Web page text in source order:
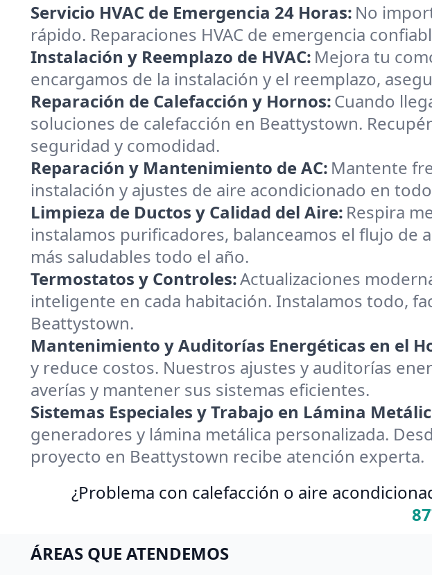
Servicio HVAC de Emergencia 24 Horas: No
rápido. Reparaciones HVAC de emergencia
Instalación y Reemplazo de HVAC: Mejora tu
encargamos de la instalación y el reemplazo,
Reparación de Calefacción y Hornos:Cuando
soluciones de calefacción en Beattystown.
seguridad y comodidad.
Reparación y Mantenimiento de AC: Mantente
instalación y ajustes de aire acondicionado en
Limpieza de Ductos y Calidad del Aire: Respira
instalamos purificadores, balanceamos el flujo de
más saludables todo el año.
Termostatos y Controles:Actualizaciones
inteligente en cada habitación. Instalamos todo,
Beattystown.
Mantenimiento y Auditorías Energéticas en el
y reduce costos. Nuestros ajustes y auditorías
averías y mantener sus sistemas eficientes.
Sistemas Especiales y Trabajo en Lámina
generadores y lámina metálica personalizada.
proyecto en Beattystown recibe atención experta.
¿Problema con calefacción o aire
ÁREAS QUE ATENDEMOS